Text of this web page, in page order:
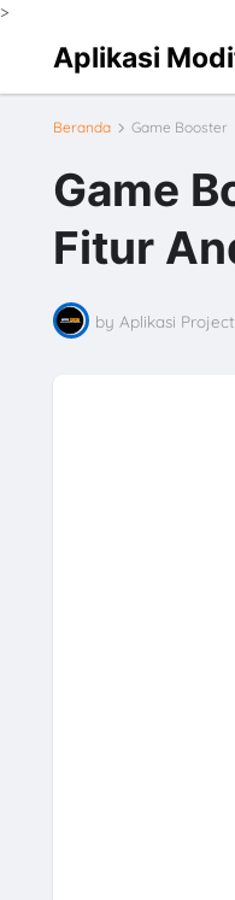
>
Aplikasi
Beranda Game Booster
Game
Fitur
by Aplikasi Project